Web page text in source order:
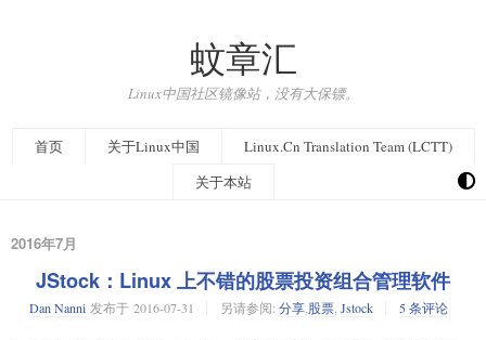
蚊章汇
Linux中国社区镜像站，没有大保镖。
首页 关于Linux中国
Linux.Cn Translation Team (LCTT)
关于本站
2016年7月
JStock：Linux 上不错的股票投资组合管理软件
Dan Nanni 发布于 2016-07-31 另请参阅: 分享 股票 Jstock 5 条评论